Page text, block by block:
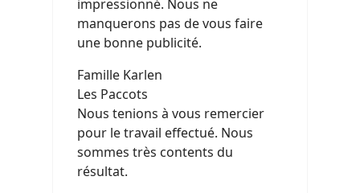
impressionné. Nous ne
manquerons pas de vous faire
une bonne publicité.
Famille Karlen
Les Paccots
Nous tenions à vous remercier
pour le travail effectué. Nous
sommes très contents du
résultat.